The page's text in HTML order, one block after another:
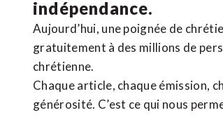
indépendance.
Aujourd’hui, une poignée de
gratuitement à des millions de
chrétienne.
Chaque article, chaque émission,
générosité. C’est ce qui nous